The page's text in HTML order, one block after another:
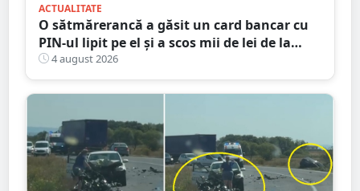
ACTUALITATE
O sătmărerancă a găsit un card bancar cu
PIN-ul lipit pe el și a scos mii de lei de la
bancomat
4 august 2026